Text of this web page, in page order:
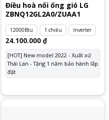
Điều hoà nối ống gió LG
ZBNQ12GL2A0/ZUAA1
12000Btu 1 chiều Inverter
24.100.000 ₫
[HOT] New model 2022 - Xuất xứ
Thái Lan - Tặng 1 năm bảo hành lắp
đặt